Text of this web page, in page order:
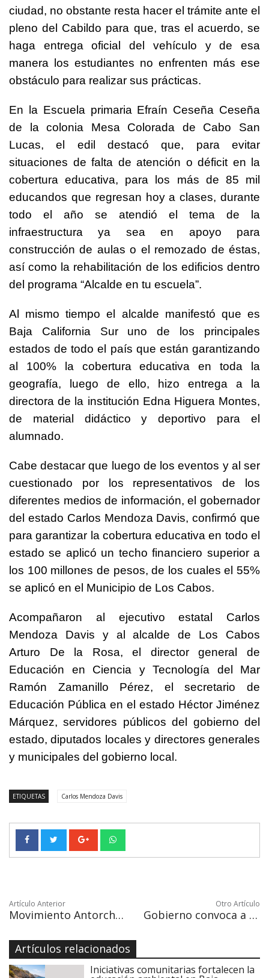
ciudad, no obstante resta hacer el trámite ante el
pleno del Cabildo para que, tras el acuerdo, se
haga entrega oficial del vehículo y de esa
manera los estudiantes no enfrenten más ese
obstáculo para realizar sus prácticas.
En la Escuela primaria Efraín Ceseña Ceseña
de la colonia Mesa Colorada de Cabo San
Lucas, el edil destacó que, para evitar
situaciones de falta de atención o déficit en la
cobertura educativa, para los más de 85 mil
educandos que regresan hoy a clases, durante
todo el año se atendió el tema de la
infraestructura ya sea en apoyo para
construcción de aulas o el remozado de éstas,
así como la rehabilitación de los edificios dentro
del programa “Alcalde en tu escuela”.
Al mismo tiempo el alcalde manifestó que es
Baja California Sur uno de los principales
estados de todo el país que están garantizando
al 100% la cobertura educativa en toda la
geografía, luego de ello, hizo entrega a la
directora de la institución Edna Higuera Montes,
de material didáctico y deportivo para el
alumnado.
Cabe destacar que luego de los eventos y al ser
cuestionado por los representativos de los
diferentes medios de información, el gobernador
del estado Carlos Mendoza Davis, confirmó que
para garantizar la cobertura educativa en todo el
estado se aplicó un techo financiero superior a
los 100 millones de pesos, de los cuales el 55%
se aplicó en el Municipio de Los Cabos.
Acompañaron al ejecutivo estatal Carlos
Mendoza Davis y al alcalde de Los Cabos
Arturo De la Rosa, el director general de
Educación en Ciencia y Tecnología del Mar
Ramón Zamanillo Pérez, el secretario de
Educación Pública en el estado Héctor Jiménez
Márquez, servidores públicos del gobierno del
estado, diputados locales y directores generales
y municipales del gobierno local.
ETIQUETAS Carlos Mendoza Davis
Artículo Anterior
Movimiento Antorchista de BCS une esfuerzos con homólogos en Sonora
Otro Artículo
Gobierno convoca a personas con discapacidad a cursar primaria y/o secundaria
Artículos relacionados
Iniciativas comunitarias fortalecen la